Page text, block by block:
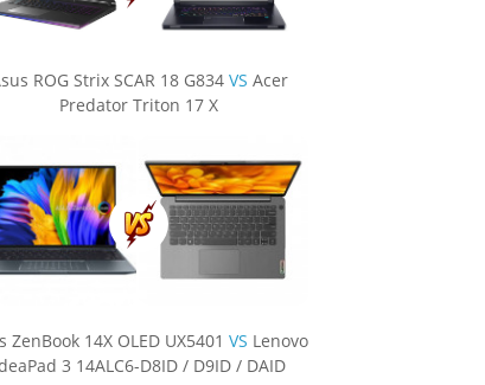
ROG Strix SCAR 18 G834 VS Acer
Predator Triton 17 X
ZenBook 14X OLED UX5401 VS Lenovo
3 14ALC6-D8ID / D9ID / DAID